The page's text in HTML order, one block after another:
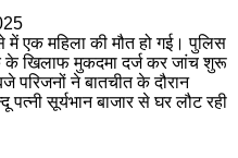
एक महिला की मौत हो गई। पुलिस
के खिलाफ मुकदमा दर्ज कर जांच शुरू
परिजनों ने बातचीत के दौरान
पत्नी सूर्यभान बाजार से घर लौट रही